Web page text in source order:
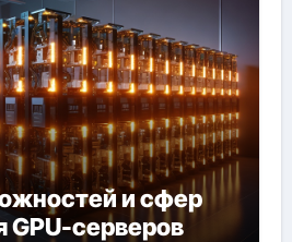
и сфер
GPU-серверов